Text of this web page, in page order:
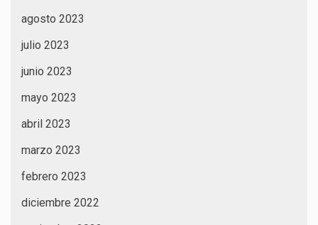
agosto 2023
julio 2023
junio 2023
mayo 2023
abril 2023
marzo 2023
febrero 2023
diciembre 2022